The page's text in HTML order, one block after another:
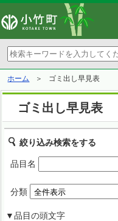
ホーム ゴミ出し早見表
ゴミ出し早見表
絞り込み検索をする
品目名
分類
▼品目の頭文字